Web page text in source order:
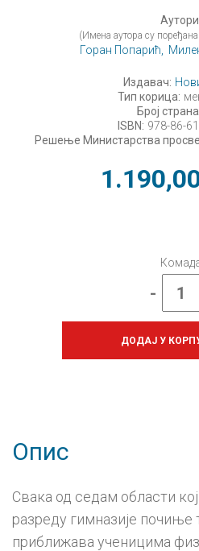
(Имена аутора су
Горан Попарић,
Издавач:
Тип корица:
Број
ISBN: 978-86-
Решење Министарства
-
Физика
за
први
ДОДАЈ У
Опис
Свака од седам области
разреду гимназије почиње
приближава ученицима